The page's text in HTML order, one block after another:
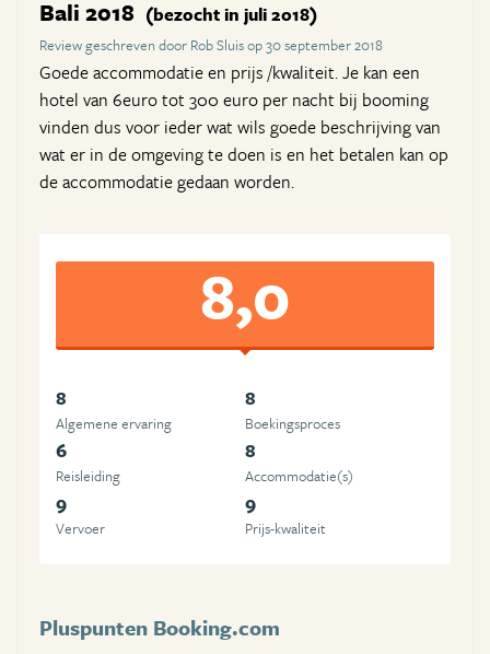
Bali 2018 (bezocht in juli 2018)
Review geschreven door Rob Sluis op 30 september 2018
Goede accommodatie en prijs /kwaliteit. Je kan een
hotel van 6euro tot 300 euro per nacht bij booming
vinden dus voor ieder wat wils goede beschrijving van
wat er in de omgeving te doen is en het betalen kan op
de accommodatie gedaan worden.
8,0
8
Algemene ervaring
8
Boekingsproces
6
Reisleiding
8
Accommodatie(s)
9
Vervoer
9
Prijs-kwaliteit
Pluspunten Booking.com